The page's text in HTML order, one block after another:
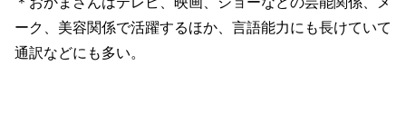
ーク、美容関係で活躍するほか、言語能力にも長けていて
通訳などにも多い。